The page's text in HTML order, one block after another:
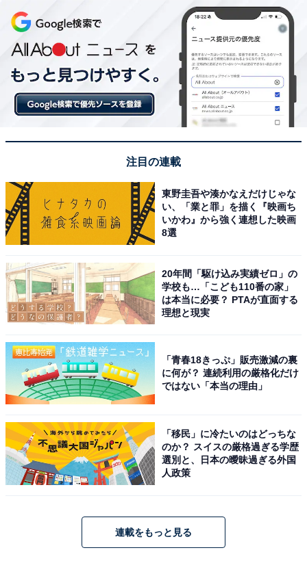
（山城琉飛）。鉄道が大好きな彼は、塾の授業中も窓の
方を見て、通過する電車を眺めています。
「もしかして中学受験に向いてないんじゃないかと」
「家族と夕飯も食べられない生活させてまで受験勉強さ
せるのもどうなんだろうって」
黒木の名言：「勉強が楽しくなければ、中学受験
匠の理解をサポートしようとマンツーマンで教えた佐倉
でしたが、結果として自分の「できない部分」をより意
識してしまうことになった匠。ほかの子どもたちからも
「落ちこぼれ」の烙印を押され自信を失ってしまいま
す。「できない子の気持ちが分からないのか」と言う佐
倉に対して黒木は、
「私は誰ひとりとして、できない子だと思ったことはあ
りません」
「あなたは子どもたちに勉強の苦しさだけを教えていた
のではありませんか？」
と言い放ちます。
注目の連載
東野圭吾や湊かなえだけじゃな
い、「業と罪」を描く『映画ち
いかわ』から強く連想した映画
8選
20年間「駆け込み実績ゼロ」の
学校も…「こども110番の家」
は本当に必要？ PTAが直面する
理想と現実
「青春18きっぷ」販売激減の裏
に何が？ 連続利用の厳格化だけ
ではない「本当の理由」
「移民」に冷たいのはどっちな
のか？ スイスの厳格過ぎる学歴
選別と、日本の曖昧過ぎる外国
人政策
連載をもっと見る